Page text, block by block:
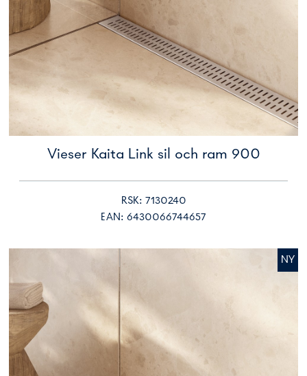
Vieser Kaita Link sil och ram 900
RSK: 7130240
EAN: 6430066744657
NY